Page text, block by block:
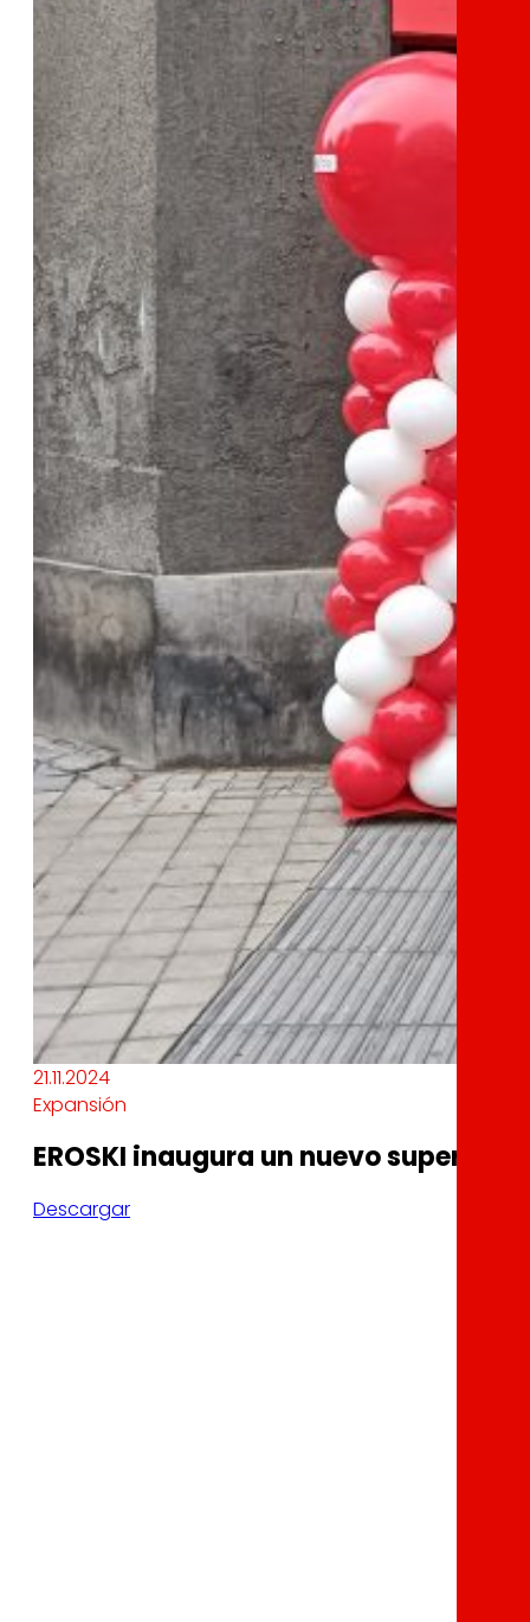
21.11.2024
Expansión
EROSKI inaugura un nuevo
Descargar